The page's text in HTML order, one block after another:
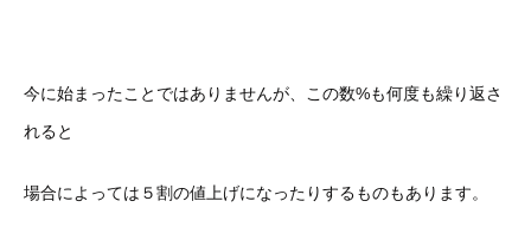
今に始まったことではありませんが、この数%も何度も繰り返さ
れると
場合によっては５割の値上げになったりするものもあります。